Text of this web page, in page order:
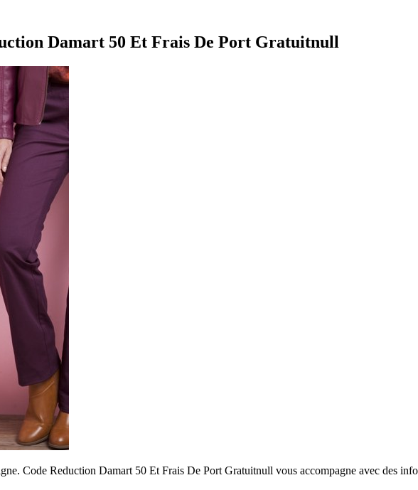
Damart 50 Et Frais De Port Gratuitnull
Code Reduction Damart 50 Et Frais De Port Gratuitnull vous accompagne avec des